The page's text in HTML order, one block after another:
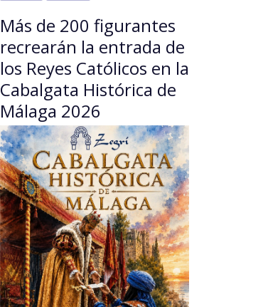
Más de 200 figurantes
recrearán la entrada de
los Reyes Católicos en la
Cabalgata Histórica de
Málaga 2026